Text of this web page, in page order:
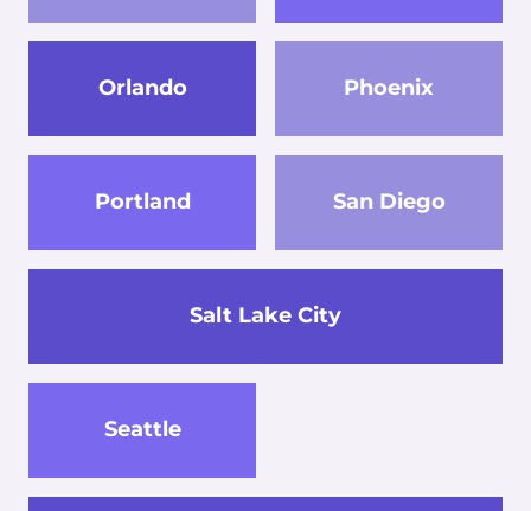
Orlando Phoenix
Portland
Salt Lake City
San Diego
Seattle